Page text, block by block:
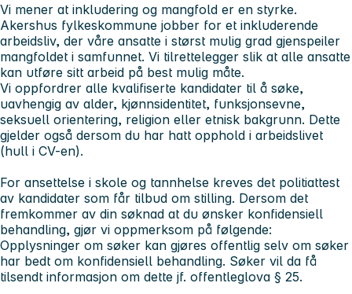
Vi mener at inkludering og mangfold er en styrke.
Akershus fylkeskommune jobber for et inkluderende
arbeidsliv, der våre ansatte i størst mulig grad gjenspeiler
mangfoldet i samfunnet. Vi tilrettelegger slik at alle ansatte
kan utføre sitt arbeid på best mulig måte.
Vi oppfordrer alle kvalifiserte kandidater til å søke,
uavhengig av alder, kjønnsidentitet, funksjonsevne,
seksuell orientering, religion eller etnisk bakgrunn. Dette
gjelder også dersom du har hatt opphold i arbeidslivet
(hull i CV-en).
For ansettelse i skole og tannhelse kreves det politiattest
av kandidater som får tilbud om stilling. Dersom det
fremkommer av din søknad at du ønsker konfidensiell
behandling, gjør vi oppmerksom på følgende:
Opplysninger om søker kan gjøres offentlig selv om søker
har bedt om konfidensiell behandling. Søker vil da få
tilsendt informasjon om dette jf. offentleglova § 25.